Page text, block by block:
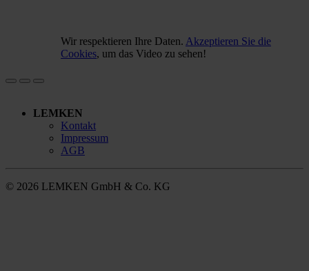
Wir respektieren Ihre Daten. Akzeptieren Sie die
Cookies, um das Video zu sehen!
LEMKEN
Kontakt
Impressum
AGB
© 2026 LEMKEN GmbH & Co. KG